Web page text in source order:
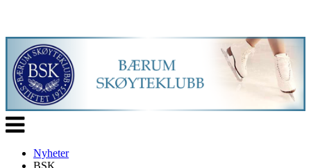
Veksle
navigasjon
Nyheter